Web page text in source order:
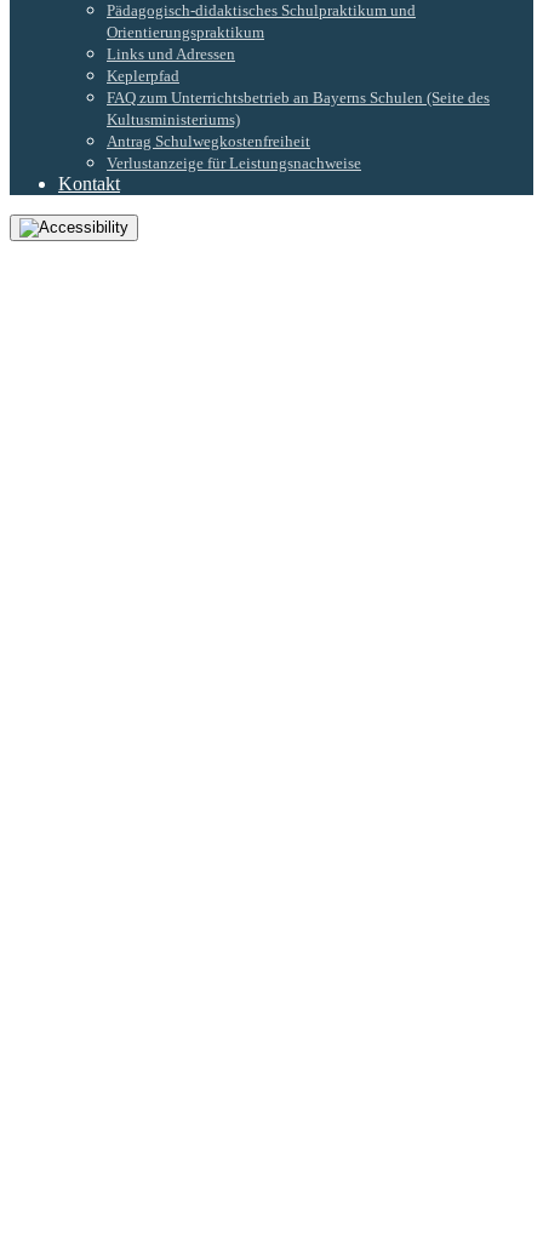
Pädagogisch-didaktisches Schulpraktikum und
Orientierungspraktikum
Links und Adressen
Keplerpfad
FAQ zum Unterrichtsbetrieb an Bayerns Schulen (Seite des
Kultusministeriums)
Antrag Schulwegkostenfreiheit
Verlustanzeige für Leistungsnachweise
Kontakt